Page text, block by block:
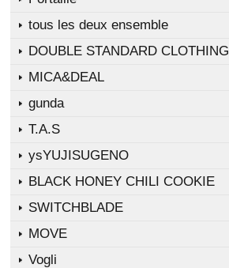
tous les deux ensemble
DOUBLE STANDARD CLOTHING
MICA&DEAL
gunda
T.A.S
ysYUJISUGENO
BLACK HONEY CHILI COOKIE
SWITCHBLADE
MOVE
Vogli